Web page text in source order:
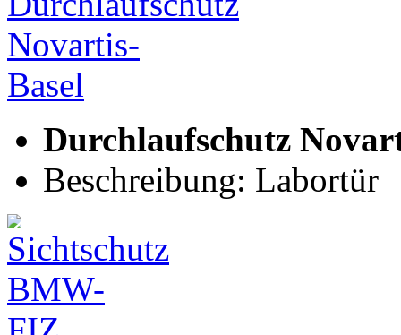
Durchlaufschutz
Beschreibung: Labortür